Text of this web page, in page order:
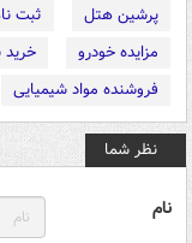
پرشین هتل
ثبت
مزایده خودرو
خرید
فروشنده مواد شیمیایی
نظر شما
نام